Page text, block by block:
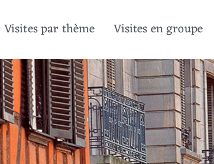
Visites par thème Visites en groupe